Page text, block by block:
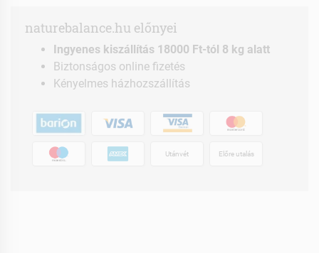
naturebalance.hu előnyei
Ingyenes kiszállítás 18000 Ft-tól 8 kg alatt
Biztonságos online fizetés
Kényelmes házhozszállítás
Utánvét Előre utalás